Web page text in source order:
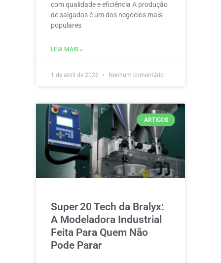
com qualidade e eficiência A produção
de salgados é um dos negócios mais
populares
LEIA MAIS »
1 de abril de 2026 Nenhum comentário
ARTIGOS
Super 20 Tech da Bralyx:
A Modeladora Industrial
Feita Para Quem Não
Pode Parar